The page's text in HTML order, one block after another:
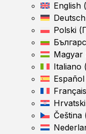
English (
Deutsch
Polski (
Magyar
Italiano (
Español
Français
Hrvatski
Čeština